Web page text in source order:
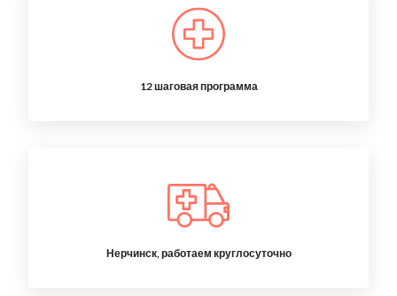
12 шаговая программа
Нерчинск, работаем круглосуточно